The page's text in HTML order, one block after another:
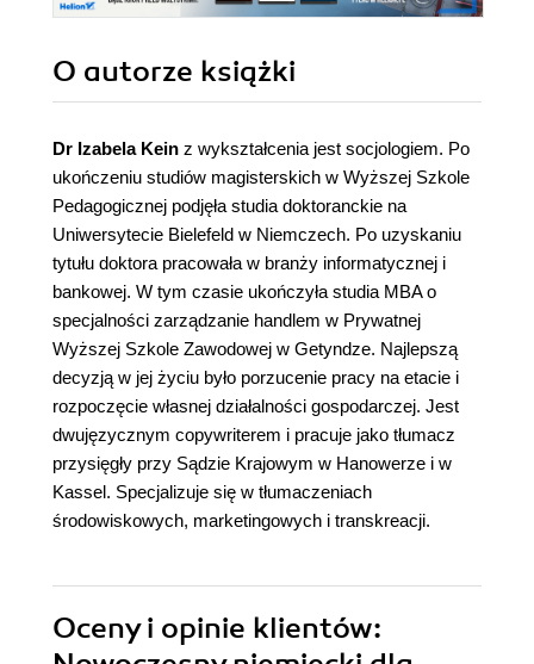
O autorze książki
Dr Izabela Kein z wykształcenia jest socjologiem. Po
ukończeniu studiów magisterskich w Wyższej Szkole
Pedagogicznej podjęła studia doktoranckie na
Uniwersytecie Bielefeld w Niemczech. Po uzyskaniu
tytułu doktora pracowała w branży informatycznej i
bankowej. W tym czasie ukończyła studia MBA o
specjalności zarządzanie handlem w Prywatnej
Wyższej Szkole Zawodowej w Getyndze. Najlepszą
decyzją w jej życiu było porzucenie pracy na etacie i
rozpoczęcie własnej działalności gospodarczej. Jest
dwujęzycznym copywriterem i pracuje jako tłumacz
przysięgły przy Sądzie Krajowym w Hanowerze i w
Kassel. Specjalizuje się w tłumaczeniach
środowiskowych, marketingowych i transkreacji.
Oceny i opinie klientów: